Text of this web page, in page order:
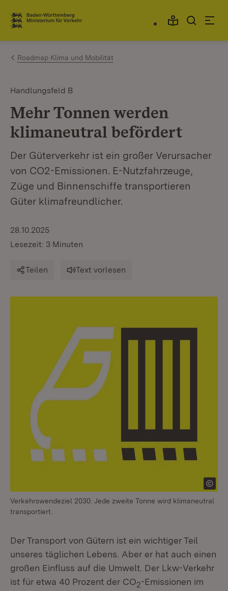
Zum Inhalt springen
Link zur Startseite
Roadmap Klima und Mobilität
Handlungsfeld B
Mehr Tonnen werden
klimaneutral befördert
Der Güterverkehr ist ein großer Verursacher
von CO2-Emissionen. E-Nutzfahrzeuge,
Züge und Binnenschiffe transportieren
Güter klimafreundlicher.
28.10.2025
Lesezeit: 3 Minuten
Teilen Text vorlesen
Verkehrswendeziel 2030: Jede zweite Tonne wird klimaneutral
transportiert.
Der Transport von Gütern ist ein wichtiger Teil
unseres täglichen Lebens. Aber er hat auch einen
großen Einfluss auf die Umwelt. Der Lkw-Verkehr
ist für etwa 40 Prozent der CO2-Emissionen im